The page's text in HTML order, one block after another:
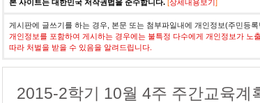
본 사이트는 대한민국 저작권법을 준수합니다. [상세내용보기]
게시판에 글쓰기를 하는 경우, 본문 또는 첨부파일내에 개인정보(주민등
개인정보를 포함하여 게시하는 경우에는 불특정 다수에게 개인정보가
따라 처벌을 받을 수 있음을 알려드립니다.
2015-2학기 10월 4주 주간교육계